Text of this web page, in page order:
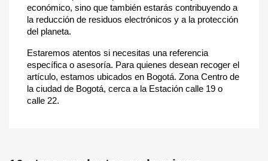
económico, sino que también estarás contribuyendo a
la reducción de residuos electrónicos y a la protección
del planeta.
Estaremos atentos si necesitas una referencia
específica o asesoría. Para quienes desean recoger el
artículo, estamos ubicados en Bogotá. Zona Centro de
la ciudad de Bogotá, cerca a la Estación calle 19 o
calle 22.